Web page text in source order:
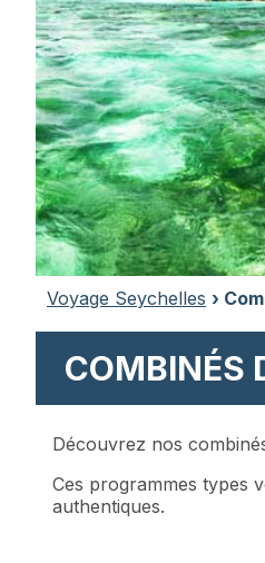
Voyage Seychelles ›
COMBINÉS
Découvrez nos
Ces programmes types
authentiques.